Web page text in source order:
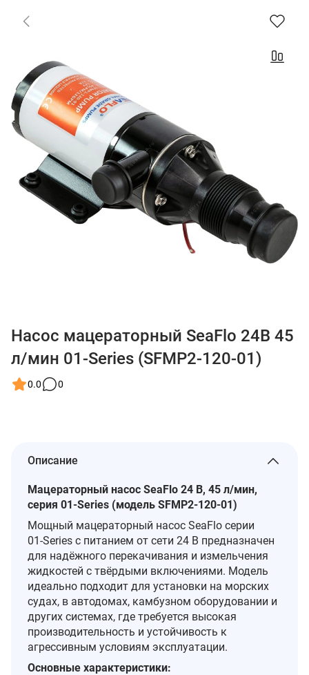
Насос мацераторный SeaFlo 24В 45
л/мин 01-Series (SFMP2-120-01)
0.0 0
Описание
Мацераторный насос SeaFlo 24 В, 45 л/мин,
серия 01‑Series (модель SFMP2‑120‑01)
Мощный мацераторный насос SeaFlo серии
01‑Series с питанием от сети 24 В предназначен
для надёжного перекачивания и измельчения
жидкостей с твёрдыми включениями. Модель
идеально подходит для установки на морских
судах, в автодомах, камбузном оборудовании и
других системах, где требуется высокая
производительность и устойчивость к
агрессивным условиям эксплуатации.
Основные характеристики: